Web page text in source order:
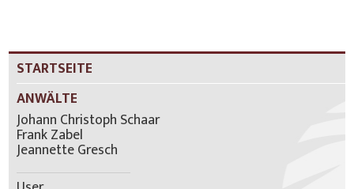
STARTSEITE
ANWÄLTE
Johann Christoph Schaar
Frank Zabel
Jeannette Gresch